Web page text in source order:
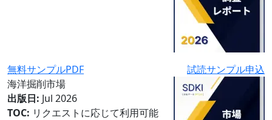
無料サンプルPDF
試読サンプル申込
海洋掘削市場
出版日: Jul 2026
TOC: リクエストに応じて利用可能